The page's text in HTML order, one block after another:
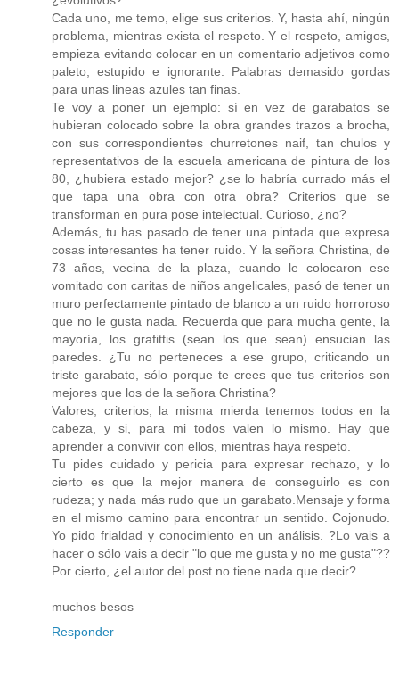
Cada uno, me temo, elige sus criterios. Y, hasta ahí, ningún
problema, mientras exista el respeto. Y el respeto, amigos,
empieza evitando colocar en un comentario adjetivos como
paleto, estupido e ignorante. Palabras demasido gordas
para unas lineas azules tan finas.
Te voy a poner un ejemplo: sí en vez de garabatos se
hubieran colocado sobre la obra grandes trazos a brocha,
con sus correspondientes churretones naif, tan chulos y
representativos de la escuela americana de pintura de los
80, ¿hubiera estado mejor? ¿se lo habría currado más el
que tapa una obra con otra obra? Criterios que se
transforman en pura pose intelectual. Curioso, ¿no?
Además, tu has pasado de tener una pintada que expresa
cosas interesantes ha tener ruido. Y la señora Christina, de
73 años, vecina de la plaza, cuando le colocaron ese
vomitado con caritas de niños angelicales, pasó de tener un
muro perfectamente pintado de blanco a un ruido horroroso
que no le gusta nada. Recuerda que para mucha gente, la
mayoría, los grafittis (sean los que sean) ensucian las
paredes. ¿Tu no perteneces a ese grupo, criticando un
triste garabato, sólo porque te crees que tus criterios son
mejores que los de la señora Christina?
Valores, criterios, la misma mierda tenemos todos en la
cabeza, y si, para mi todos valen lo mismo. Hay que
aprender a convivir con ellos, mientras haya respeto.
Tu pides cuidado y pericia para expresar rechazo, y lo
cierto es que la mejor manera de conseguirlo es con
rudeza; y nada más rudo que un garabato.Mensaje y forma
en el mismo camino para encontrar un sentido. Cojonudo.
Yo pido frialdad y conocimiento en un análisis. ?Lo vais a
hacer o sólo vais a decir "lo que me gusta y no me gusta"??
Por cierto, ¿el autor del post no tiene nada que decir?
muchos besos
Responder